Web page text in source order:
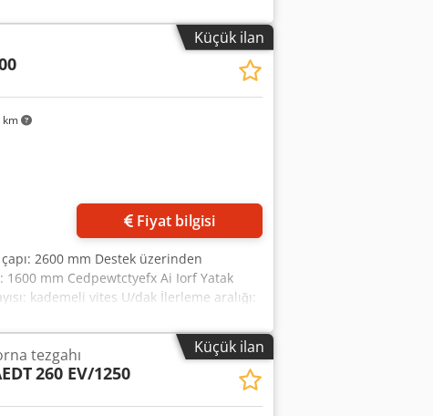
Taret: Multifix A tipi 3 ağızlı
Diş açma: Metrik + Whitworth Punta:
1 adet mengeneli sabitleme
tutucu + çeşitli aletler Çeşitli sabitleme
Küçük ilan
Fiyat bilgisi
2600 mm Destek üzerinden
1600 mm Cedpewtctyefx Ai Iorf Yatak
kademeli vites U/dak İlerleme aralığı:
Yatak kızakları uzunluğu: 2900 mm
ihtiyacı: 45 kW Makine ağırlığı yaklaşık:
5,2 x 5,0 x 3,1 m RSF-Elektronik dijital
için soğutma ünitesi
Küçük ilan
tezgahı
260 EV/1250